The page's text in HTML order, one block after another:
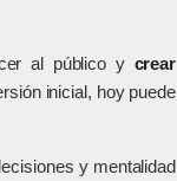
al público y crear
inicial, hoy puede
y mentalidad